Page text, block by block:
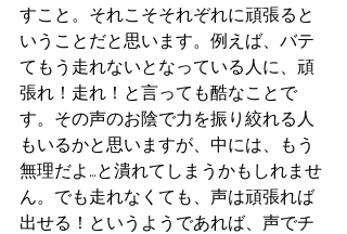
すこと。それこそそれぞれに頑張ると
いうことだと思います。例えば、バテ
てもう走れないとなっている人に、頑
張れ！走れ！と言っても酷なことで
す。その声のお陰で力を振り絞れる人
もいるかと思いますが、中には、もう
無理だよ…と潰れてしまうかもしれませ
ん。でも走れなくても、声は頑張れば
出せる！というようであれば、声でチ